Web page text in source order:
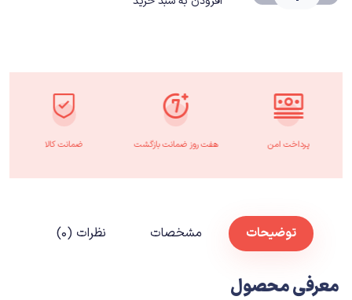
پرداخت امن هفت روز ضمانت بازگشت ضمانت کالا
توضیحات مشخصات نظرات (۰)
معرفی محصول